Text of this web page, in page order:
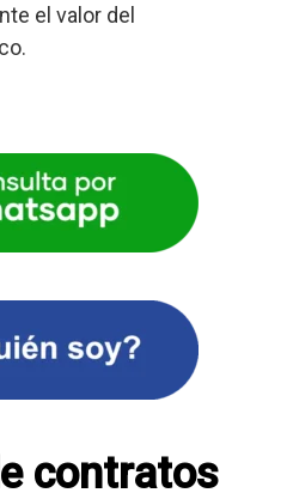
el valor del
contratos